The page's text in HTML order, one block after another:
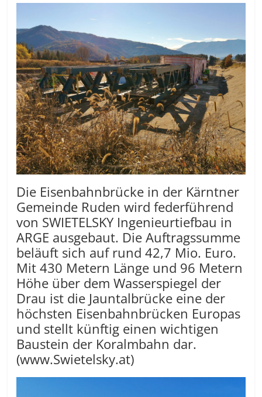
Die Eisenbahnbrücke in der Kärntner
Gemeinde Ruden wird federführend
von SWIETELSKY Ingenieurtiefbau in
ARGE ausgebaut. Die Auftragssumme
beläuft sich auf rund 42,7 Mio. Euro.
Mit 430 Metern Länge und 96 Metern
Höhe über dem Wasserspiegel der
Drau ist die Jauntalbrücke eine der
höchsten Eisenbahnbrücken Europas
und stellt künftig einen wichtigen
Baustein der Koralmbahn dar.
(www.Swietelsky.at)